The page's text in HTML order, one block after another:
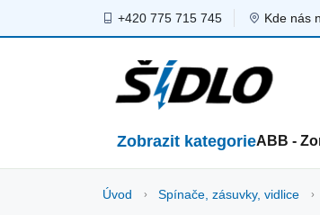
+420 775 715 745 Kde nás
Zobrazit kategorieABB -
Úvod Spínače, zásuvky, vidlice